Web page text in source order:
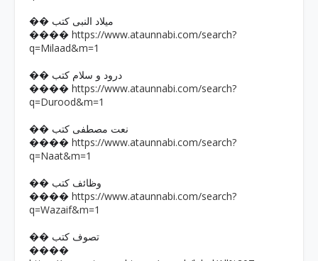
�� میلاد النبی کتب
���� https://www.ataunnabi.com/search?
q=Milaad&m=1
�� درود و سلام کتب
���� https://www.ataunnabi.com/search?
q=Durood&m=1
�� نعت مصطفی کتب
���� https://www.ataunnabi.com/search?
q=Naat&m=1
�� وظائف کتب
���� https://www.ataunnabi.com/search?
q=Wazaif&m=1
�� تصوف کتب
����